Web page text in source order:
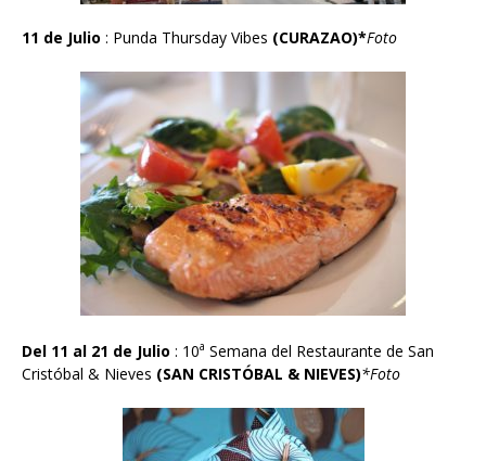
11 de Julio : Punda Thursday Vibes (CURAZAO)*Foto
Del 11 al 21 de Julio : 10a Semana del Restaurante de San
Cristóbal & Nieves (SAN CRISTÓBAL & NIEVES)*Foto